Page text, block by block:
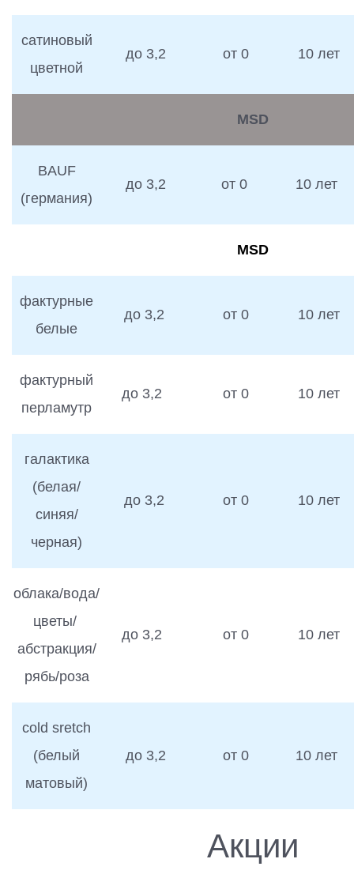
сатиновый
цветной
до 3,2 от 0 10 лет
MSD
BAUF
(германия)
до 3,2 от 0 10 лет
MSD
фактурные
белые
до 3,2 от 0 10 лет
фактурный
перламутр
до 3,2 от 0 10 лет
галактика
(белая/
синяя/
черная)
до 3,2 от 0 10 лет
облака/вода/
цветы/
абстракция/
рябь/роза
до 3,2 от 0 10 лет
cold sretch
(белый
матовый)
до 3,2 от 0 10 лет
Акции